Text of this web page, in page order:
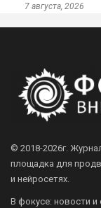
7 августа, 2026
© 2018-2026г.
площадка для
и нейросетях.
В фокусе: новости и